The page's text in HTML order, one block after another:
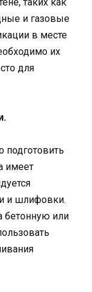
и газовые
в месте
их
для
подготовить
имеет
и шлифовки.
бетонную или